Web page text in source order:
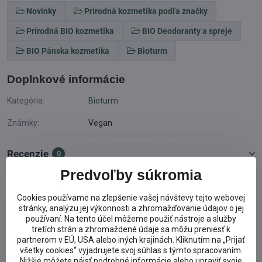
Novinky Prírodná kozmetika podľa značky
Prírodná BIO kozmetika BIO Deodoranty a spreje
BIO Pánska kozmetika Bioturm
Doplnkové informácie
Kategória: Bioturm
Známky: Vegan
Recenzie 0
FacebookTwitterBlueskyPinterestRedditLinkedInWhatsApp
E-
mail
Predchádzajúci produkt Nasledujúci produkt
Predvoľby súkromia
Cookies používame na zlepšenie vašej návštevy tejto webovej
stránky, analýzu jej výkonnosti a zhromažďovanie údajov o jej
používaní. Na tento účel môžeme použiť nástroje a služby
tretích strán a zhromaždené údaje sa môžu preniesť k
partnerom v EÚ, USA alebo iných krajinách. Kliknutím na „Prijať
všetky cookies“ vyjadrujete svoj súhlas s týmto spracovaním.